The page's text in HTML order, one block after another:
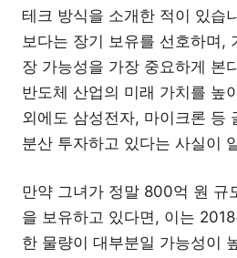
테크 방식을 소개한 적이 있습
보다는 장기 보유를 선호하며,
장 가능성을 가장 중요하게 본
반도체 산업의 미래 가치를 높
외에도 삼성전자, 마이크론 등
분산 투자하고 있다는 사실이
만약 그녀가 정말 800억 원 규
을 보유하고 있다면, 이는
한 물량이 대부분일 가능성이